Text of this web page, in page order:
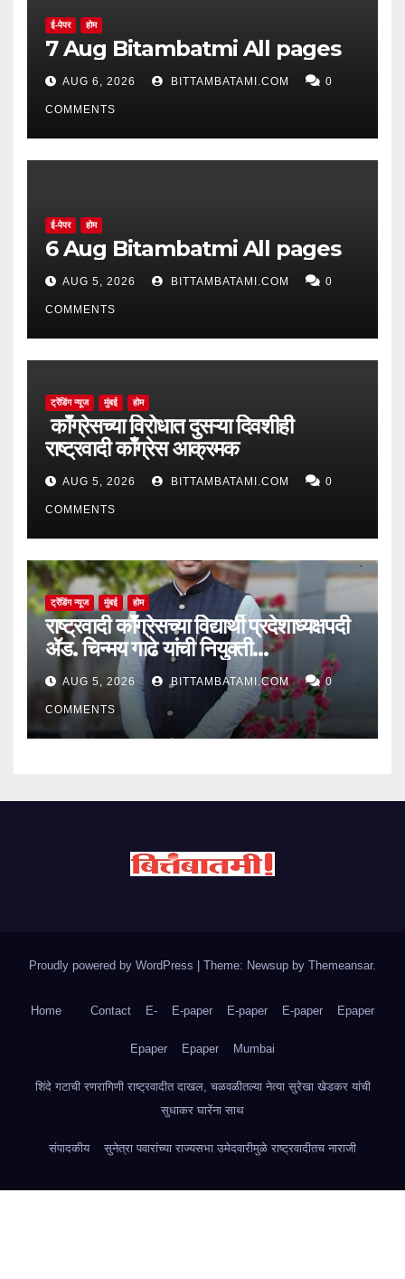
ई-पेपर होम
7 Aug Bitambatmi All pages
AUG 6, 2026 BITTAMBATAMI.COM 0
COMMENTS
ई-पेपर होम
6 Aug Bitambatmi All pages
AUG 5, 2026 BITTAMBATAMI.COM 0
COMMENTS
ट्रेंडिंग न्यूज मुंबई होम
काँग्रेसच्या विरोधात दुसऱ्या दिवशीही
राष्ट्रवादी काँग्रेस आक्रमक
AUG 5, 2026 BITTAMBATAMI.COM 0
COMMENTS
ट्रेंडिंग न्यूज मुंबई होम
राष्ट्रवादी काँग्रेसच्या विद्यार्थी प्रदेशाध्यक्षपदी
ॲड. चिन्मय गाढे यांची नियुक्ती…
AUG 5, 2026 BITTAMBATAMI.COM 0
COMMENTS
Proudly powered by WordPress | Theme: Newsup by Themeansar.
Home Contact E- E-paper E-paper E-paper Epaper
Epaper Epaper Mumbai
शिंदे गटाची रणरागिणी राष्ट्रवादीत दाखल, चळवळीतल्या नेत्या सुरेखा खेडकर यांची
सुधाकर घारेंना साथ
संपादकीय सुनेत्रा पवारांच्या राज्यसभा उमेदवारीमुळे राष्ट्रवादीतच नाराजी